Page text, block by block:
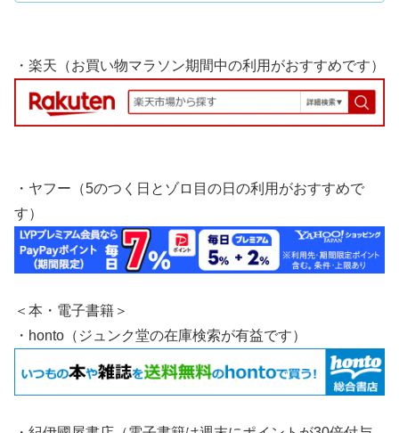
・楽天（お買い物マラソン期間中の利用がおすすめです）
・ヤフー（5のつく日とゾロ目の日の利用がおすすめで
す）
＜本・電子書籍＞
・honto（ジュンク堂の在庫検索が有益です）